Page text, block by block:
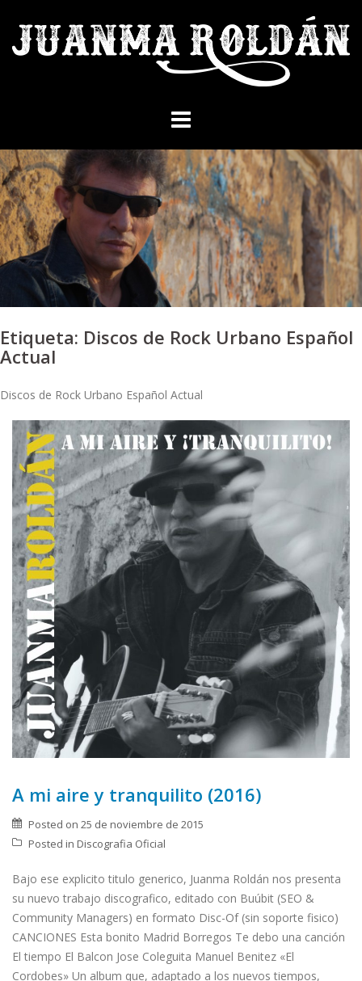
content
Etiqueta: Discos de Rock Urbano Español
Actual
Discos de Rock Urbano Español Actual
A mi aire y tranquilito (2016)
Posted on 25 de noviembre de 2015
Posted in Discografia Oficial
Bajo ese explicito titulo generico, Juanma Roldán nos presenta
su nuevo trabajo discografico, editado con Buúbit (SEO &
Community Managers) en formato Disc-Of (sin soporte fisico)
CANCIONES Esta bonito Madrid Borregos Te debo una canción
El tiempo El Balcon Jose Coleguita Manuel Benitez «El
Cordobes» Un album que, adaptado a los nuevos tiempos,